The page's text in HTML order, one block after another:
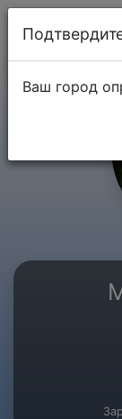
Ваш город